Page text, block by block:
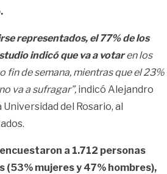
representados, el 77% de los
indicó que va a votaren los
fin de semana, mientras que el 23%
va a sufragar”, indicó Alejandro
del Rosario, al
a 1.712 personas
(53% mujeres y 47% hombres),